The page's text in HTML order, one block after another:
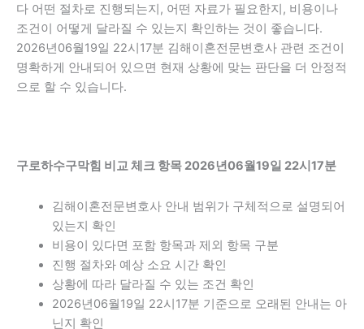
다 어떤 절차로 진행되는지, 어떤 자료가 필요한지, 비용이나
조건이 어떻게 달라질 수 있는지 확인하는 것이 좋습니다.
2026년06월19일 22시17분 김해이혼전문변호사 관련 조건이
명확하게 안내되어 있으면 현재 상황에 맞는 판단을 더 안정적
으로 할 수 있습니다.
구로하수구막힘 비교 체크 항목 2026년06월19일 22시17분
김해이혼전문변호사 안내 범위가 구체적으로 설명되어
있는지 확인
비용이 있다면 포함 항목과 제외 항목 구분
진행 절차와 예상 소요 시간 확인
상황에 따라 달라질 수 있는 조건 확인
2026년06월19일 22시17분 기준으로 오래된 안내는 아
닌지 확인